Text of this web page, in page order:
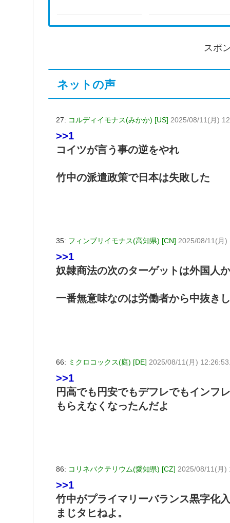
スポ
ネットの声
27: コルディイモナス(みかか) [US] 2025/08/11(月)
>>1
コイツが言う事の逆をやれ
竹中の派遣政策で日本は失敗した
35: フィンブリイモナス(高知県) [CN] 2025/08/11(月)
>>1
奴隷商法の次のターゲットは外国人
一番無意味なのは労働者から中抜き
66: ミクロコックス(庭) [DE] 2025/08/11(月)
>>1
円高でも円安でもデフレでもインフ
もらえなくなったんだよ
86: コリネバクテリウム(愛知県) [CZ] 2025/08/11(月)
>>1
竹中がプライマリーバランス黒字化
まじタヒねよ。